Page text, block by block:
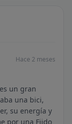
Hace 2 meses
un gran
una bici,
su energía y
por una Fiido